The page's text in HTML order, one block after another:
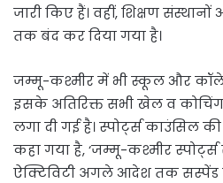
जारी किए हैं। वहीं, शिक्षण संस्थानों
तक बंद कर दिया गया है।
जम्मू-कश्मीर में भी स्कूल और
इसके अतिरिक्त सभी खेल व कोचिंग
लगा दी गई है। स्पोर्ट्स काउंसिल
कहा गया है, ‘जम्मू-कश्मीर स्पोर्ट्स
ऐक्टिविटी अगले आदेश तक सस्पेंड